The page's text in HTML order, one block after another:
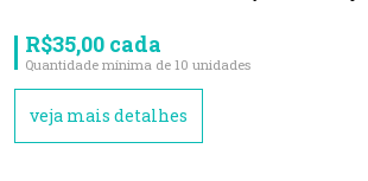
R$35,00 cada
Quantidade mínima de 10 unidades
veja mais detalhes